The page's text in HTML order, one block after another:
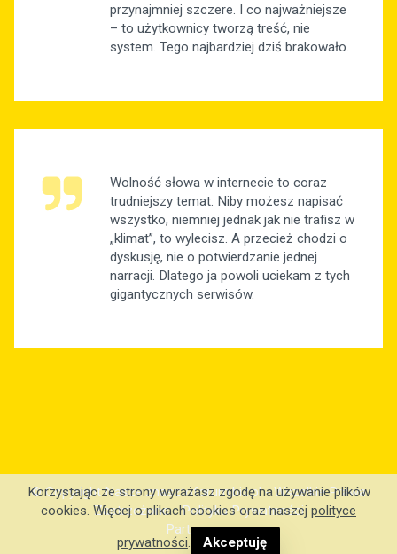
przynajmniej szczere. I co najważniejsze
– to użytkownicy tworzą treść, nie
system. Tego najbardziej dziś brakowało.
Wolność słowa w internecie to coraz
trudniejszy temat. Niby możesz napisać
wszystko, niemniej jednak jak nie trafisz w
„klimat”, to wylecisz. A przecież chodzi o
dyskusję, nie o potwierdzanie jednej
narracji. Dlatego ja powoli uciekam z tych
gigantycznych serwisów.
© Copyright Nasze.znasztoforum.biz.pl - Wszelkie Prawa
Zastrzeżone -Polityka Prywatności
Partnerzy: .
Korzystając ze strony wyrażasz zgodę na używanie plików
cookies. Więcej o plikach cookies oraz naszej polityce
prywatności. Akceptuję